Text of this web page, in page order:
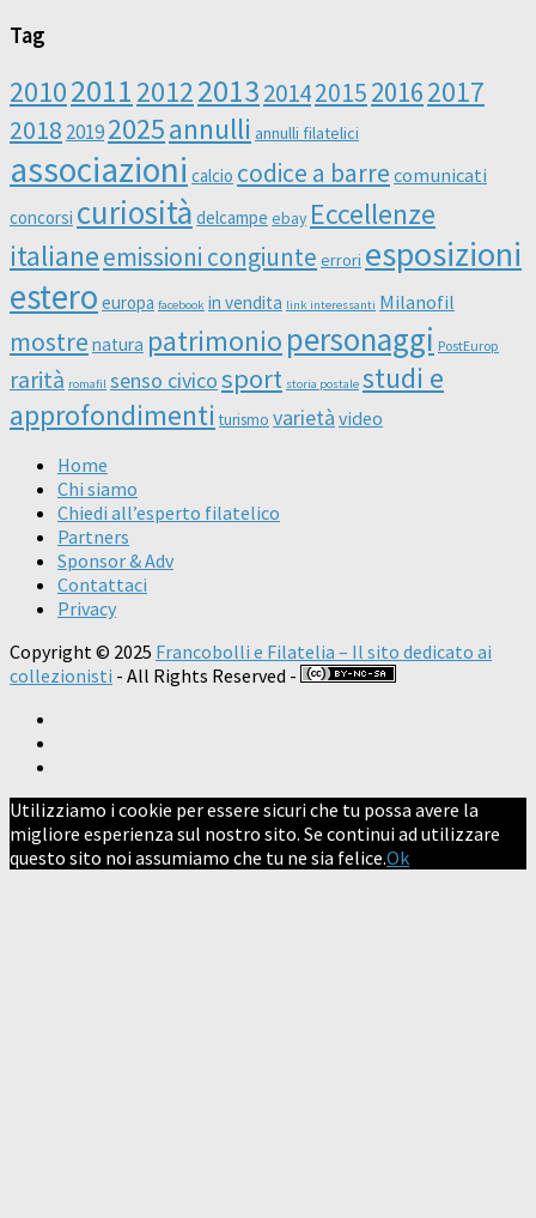
Tag
20102011201220132014201520162017
2018 20192025annulli annulli filatelici
associazioni calcio codice a barre comunicati
concorsi curiosità delcampe ebay Eccellenze
italianeemissioni congiunte errori esposizioni
estero europa facebook in vendita link interessanti Milanofil
mostre natura patrimonio personaggi PostEurop
rarità romafil senso civicosport storia postale studi e
approfondimenti turismo varietà video
Home
Chi siamo
Chiedi all’esperto filatelico
Partners
Sponsor & Adv
Contattaci
Privacy
Copyright © 2025 Francobolli e Filatelia – Il sito dedicato ai
collezionisti - All Rights Reserved -
Utilizziamo i cookie per essere sicuri che tu possa avere la
migliore esperienza sul nostro sito. Se continui ad utilizzare
questo sito noi assumiamo che tu ne sia felice.Ok